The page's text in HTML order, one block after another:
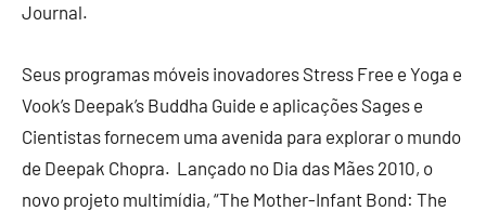
Journal.
Seus programas móveis inovadores Stress Free e Yoga e
Vook’s Deepak’s Buddha Guide e aplicações Sages e
Cientistas fornecem uma avenida para explorar o mundo
de Deepak Chopra. Lançado no Dia das Mães 2010, o
novo projeto multimídia, “The Mother-Infant Bond: The